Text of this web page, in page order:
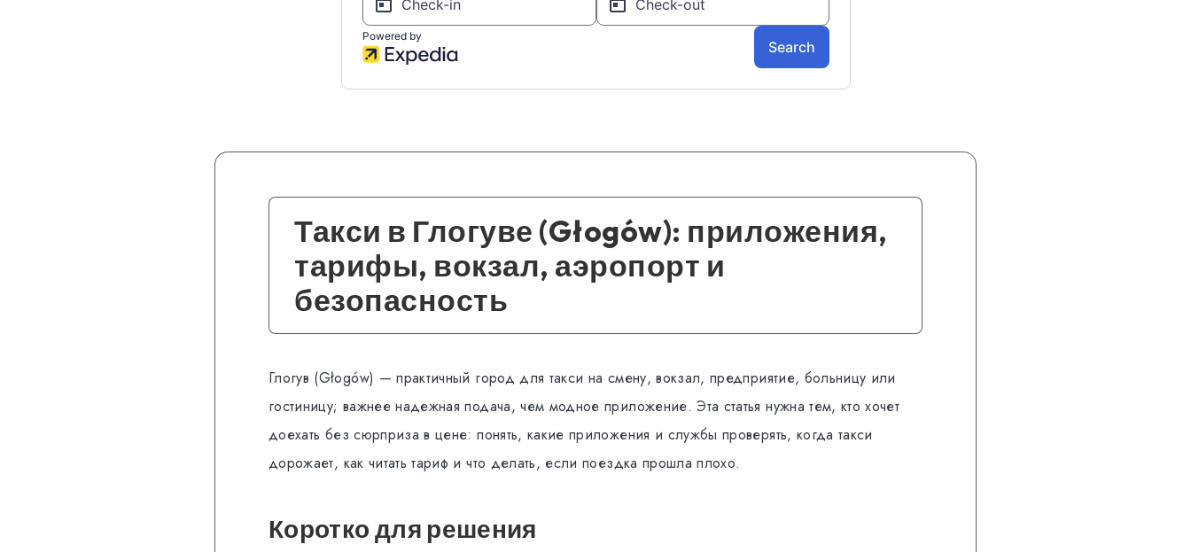
Такси в Глогуве (Głogów): приложения,
тарифы, вокзал, аэропорт и
безопасность
Глогув (Głogów) — практичный город для такси на смену, вокзал, предприятие, больницу или
гостиницу; важнее надежная подача, чем модное приложение. Эта статья нужна тем, кто хочет
доехать без сюрприза в цене: понять, какие приложения и службы проверять, когда такси
дорожает, как читать тариф и что делать, если поездка прошла плохо.
Коротко для решения